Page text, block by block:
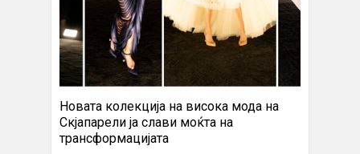
Новата колекција на висока мода на
Скјапарели ја слави моќта на
трансформацијата